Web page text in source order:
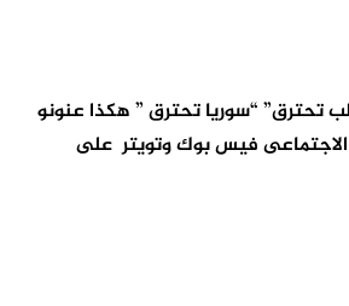
تحترق” “سوريا تحترق ” هكذا عنونو
فيس بوك وتويتر على